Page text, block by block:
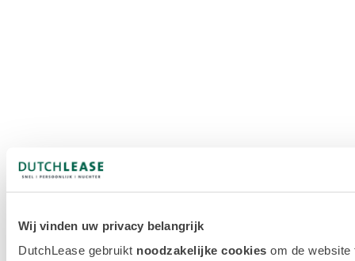
Wij vinden uw privacy belangrijk
DutchLease gebruikt noodzakelijke cookies om de